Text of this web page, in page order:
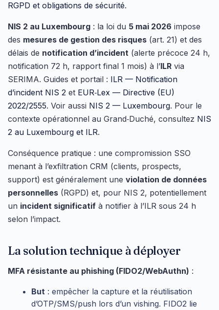
RGPD et obligations de sécurité.
NIS 2 au Luxembourg : la loi du 5 mai 2026 impose
des mesures de gestion des risques (art. 21) et des
délais de notification d’incident (alerte précoce 24 h,
notification 72 h, rapport final 1 mois) à l’ILR via
SERIMA. Guides et portail : ILR — Notification
d’incident NIS 2 et EUR‑Lex — Directive (EU)
2022/2555. Voir aussi NIS 2 — Luxembourg. Pour le
contexte opérationnel au Grand‑Duché, consultez NIS
2 au Luxembourg et ILR.
Conséquence pratique : une compromission SSO
menant à l’exfiltration CRM (clients, prospects,
support) est généralement une violation de données
personnelles (RGPD) et, pour NIS 2, potentiellement
un incident significatif à notifier à l’ILR sous 24 h
selon l’impact.
La solution technique à déployer
MFA résistante au phishing (FIDO2/WebAuthn) :
But : empêcher la capture et la réutilisation
d’OTP/SMS/push lors d’un vishing. FIDO2 lie